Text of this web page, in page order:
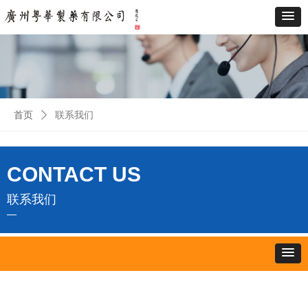
CONTACT US
联系我们
—
首页 ꄲ 联系我们